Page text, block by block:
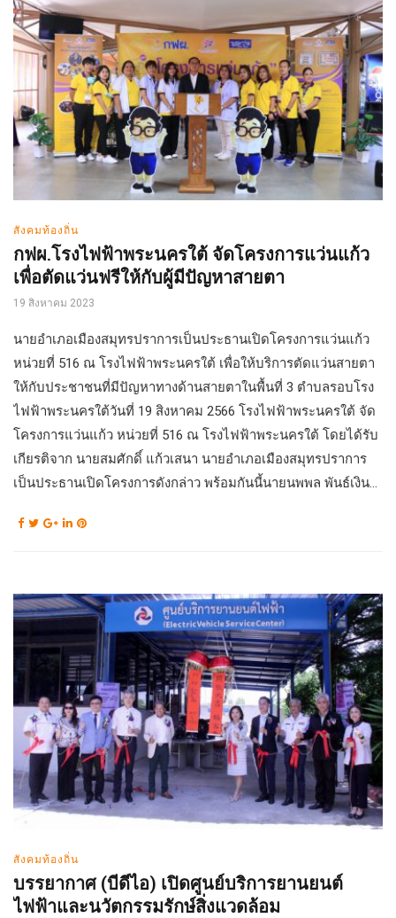
สังคมท้องถิ่น
กฟผ.โรงไฟฟ้าพระนครใต้ จัดโครงการแว่นแก้ว
เพื่อตัดแว่นฟรีให้กับผู้มีปัญหาสายตา
19 สิงหาคม 2023
นายอำเภอเมืองสมุทรปราการเป็นประธานเปิดโครงการแว่นแก้ว
หน่วยที่ 516 ณ โรงไฟฟ้าพระนครใต้ เพื่อให้บริการตัดแว่นสายตา
ให้กับประชาชนที่มีปัญหาทางด้านสายตาในพื้นที่ 3 ตำบลรอบโรง
ไฟฟ้าพระนครใต้วันที่ 19 สิงหาคม 2566 โรงไฟฟ้าพระนครใต้ จัด
โครงการแว่นแก้ว หน่วยที่ 516 ณ โรงไฟฟ้าพระนครใต้ โดยได้รับ
เกียรติจาก นายสมศักดิ์ แก้วเสนา นายอำเภอเมืองสมุทรปราการ
เป็นประธานเปิดโครงการดังกล่าว พร้อมกันนี้นายนพพล พันธ์เงิน...
สังคมท้องถิ่น
บรรยากาศ (บีดีไอ) เปิดศูนย์บริการยานยนต์
ไฟฟ้าและนวัตกรรมรักษ์สิ่งแวดล้อม